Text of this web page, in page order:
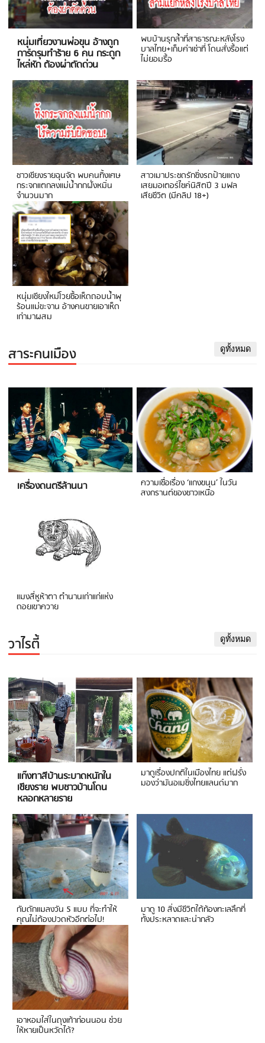
หนุ่มเที่ยวงานพ่อขุน อ้างถูก
การ์ดรุมทำร้าย 6 คน กระดูก
ไหล่หัก ต้องผ่าตัดด่วน
พบบ้านรุกล้ำที่สาธารณะหลังโรง
บาลไทย+เก็บค่าเช่าที่ โดนสั่งรื้อแต่
ไม่ยอมรื้อ
ชาวเชียงรายฉุนจัด พบคนทิ้งเศษ
กระจกแตกลงแม่น้ำกกฝั่งหมิ่น
จำนวนมาก
สาวเมาประชดรักซิ่งรถป้ายแดง
เสยมอเตอร์ไซค์นิสิตปี 3 มฟล
เสียชีวิต (มีคลิป 18+)
หนุ่มเชียงใหม่โวยซื้อเห็ดถอบน้ำพุ
ร้อนแม่ขะจาน อ้างคนขายเอาเห็ด
เก่ามาผสม
สาระคนเมือง ดูทั้งหมด
เครื่องดนตรีล้านนา ความเชื่อเรื่อง ‘แกงขนุน’ ในวัน
สงกรานต์ของชาวเหนือ
แมงสี่หูห้าตา ตำนานเก่าแก่แห่ง
ดอยเขาควาย
วาไรตี้ ดูทั้งหมด
แก๊งทาสีบ้านระบาดหนักใน
เชียงราย พบชาวบ้านโดน
หลอกหลายราย
มาดูเรื่องปกติในเมืองไทย แต่ฝรั่ง
มองว่ามันอเมซิ่งไทยแลนด์มาก
กับดักแมลงวัน 5 แบบ ที่จะทำให้
คุณไม่ต้องปวดหัวอีกต่อไป!
มาดู 10 สิ่งมีชีวิตใต้ท้องทะเลลึกที่
ทั้งประหลาดและน่ากลัว
เอาหอมใส่ในถุงเท้าก่อนนอน ช่วย
ให้หายเป็นหวัดได้?